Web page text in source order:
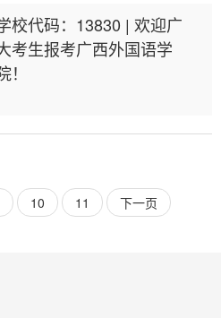
校代码：13830 | 欢迎广
考生报考广西外国语学
！
10 11 下一页